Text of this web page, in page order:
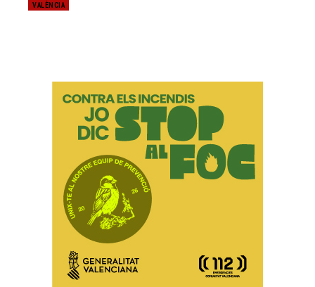
VALÈNCIA